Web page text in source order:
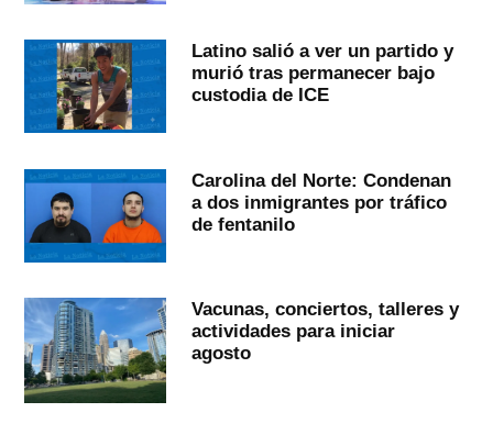
Latino salió a ver un partido y
murió tras permanecer bajo
custodia de ICE
Carolina del Norte: Condenan
a dos inmigrantes por tráfico
de fentanilo
Vacunas, conciertos, talleres y
actividades para iniciar
agosto